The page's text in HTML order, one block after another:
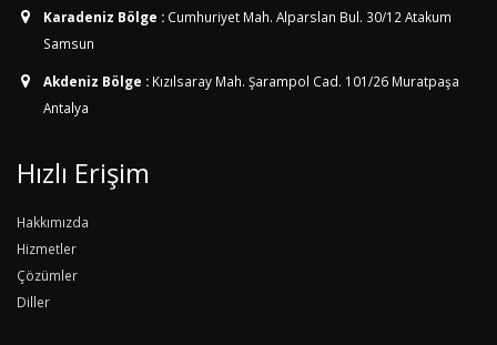
Karadeniz Bölge : Cumhuriyet Mah. Alparslan Bul. 30/12 Atakum
Samsun
Akdeniz Bölge : Kızılsaray Mah. Şarampol Cad. 101/26 Muratpaşa
Antalya
Hızlı Erişim
Hakkımızda
Hizmetler
Çözümler
Diller